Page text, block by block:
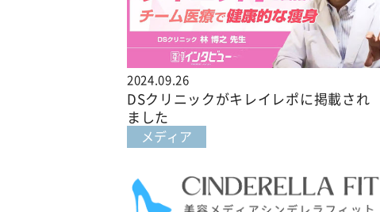
2024.09.26
DSクリニックがキレイレポに掲載され
ました
メディア